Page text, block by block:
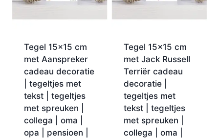
Tegel 15×15 cm
met Aanspreker
cadeau decoratie
| tegeltjes met
tekst | tegeltjes
met spreuken |
collega | oma |
opa | pensioen |
Tegel 15×15 cm
met Jack Russell
Terriër cadeau
decoratie |
tegeltjes met
tekst | tegeltjes
met spreuken |
collega | oma |